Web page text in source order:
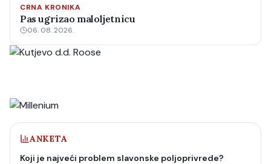
CRNA KRONIKA
Pas ugrizao maloljetnicu
06. 08. 2026.
ANKETA
Koji je najveći problem slavonske poljoprivrede?